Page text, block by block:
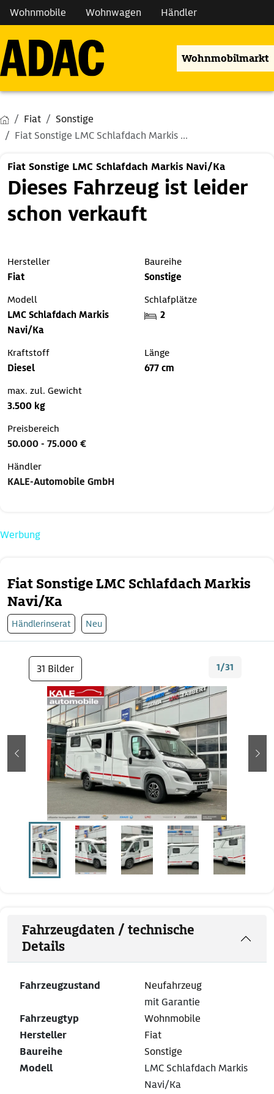
Wohnmobile Wohnwagen Händler
Wohnmobilmarkt
Fiat
Sonstige
Fiat Sonstige LMC Schlafdach Markis ...
Fiat Sonstige LMC Schlafdach Markis
Navi/Ka
Händlerinserat Neu
31 Bilder 1/31
zurück
Fahrzeugdaten / technische
Details
Fahrzeugzustand
Neufahrzeug
mit Garantie
Fahrzeugtyp
Wohnmobile
Hersteller
Fiat
Baureihe
Sonstige
Modell
LMC Schlafdach Markis
Navi/Ka
Fiat Sonstige LMC Schlafdach Markis Navi/Ka
Dieses Fahrzeug ist leider
schon verkauft
Hersteller
Fiat
Baureihe
Sonstige
Modell
LMC Schlafdach Markis
Navi/Ka
Schlafplätze
2
Kraftstoff
Diesel
Länge
677 cm
max. zul. Gewicht
3.500 kg
Preisbereich
50.000 - 75.000 €
Händler
KALE-Automobile GmbH
Werbung